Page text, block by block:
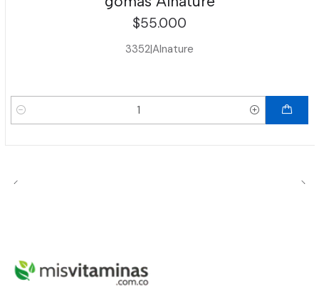
$55.000
3352|Alnature
Cantidad